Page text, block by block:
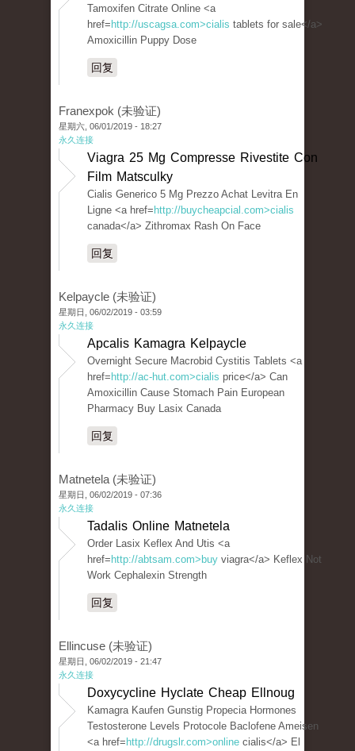
Tamoxifen Citrate Online <a
href= http://uscagsa.com>cialis tablets for sale</a>
Amoxicillin Puppy Dose
回复
Franexpok (未验证)
星期六, 06/01/2019 - 18:27
永久连接
Viagra 25 Mg Compresse Rivestite Con
Film Matsculky
Cialis Generico 5 Mg Prezzo Achat Levitra En
Ligne <a href= http://buycheapcial.com>cialis
canada</a> Zithromax Rash On Face
回复
Kelpaycle (未验证)
星期日, 06/02/2019 - 03:59
永久连接
Apcalis Kamagra Kelpaycle
Overnight Secure Macrobid Cystitis Tablets <a
href= http://ac-hut.com>cialis price</a> Can
Amoxicillin Cause Stomach Pain European
Pharmacy Buy Lasix Canada
回复
Matnetela (未验证)
星期日, 06/02/2019 - 07:36
永久连接
Tadalis Online Matnetela
Order Lasix Keflex And Utis <a
href= http://abtsam.com>buy viagra</a> Keflex Not
Work Cephalexin Strength
回复
Ellincuse (未验证)
星期日, 06/02/2019 - 21:47
永久连接
Doxycycline Hyclate Cheap Ellnoug
Kamagra Kaufen Gunstig Propecia Hormones
Testosterone Levels Protocole Baclofene Ameisen
<a href= http://drugslr.com>online cialis</a> El